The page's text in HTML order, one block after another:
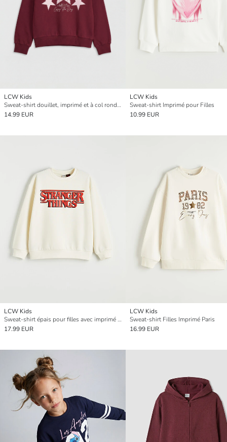
LCW Kids
Sweat-shirt douillet, imprimé et à col rond pour fille.
14.99 EUR
LCW Kids
Sweat-shirt Imprimé pour Filles
10.99 EUR
LCW Kids
Sweat-shirt épais pour filles avec imprimé Stranger Things
17.99 EUR
LCW Kids
Sweat-shirt Filles Imprimé Paris
16.99 EUR